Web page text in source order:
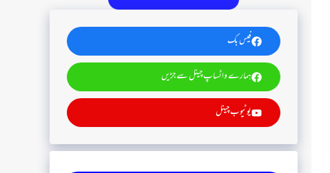
فیس بک
ہمارے واٹساپ چینل سے جڑیں
یوٹیوب چینل